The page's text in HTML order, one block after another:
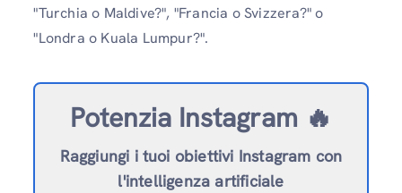
"Turchia o Maldive?", "Francia o Svizzera?" o
"Londra o Kuala Lumpur?".
Potenzia Instagram 🔥
Raggiungi i tuoi obiettivi Instagram con
l'intelligenza artificiale